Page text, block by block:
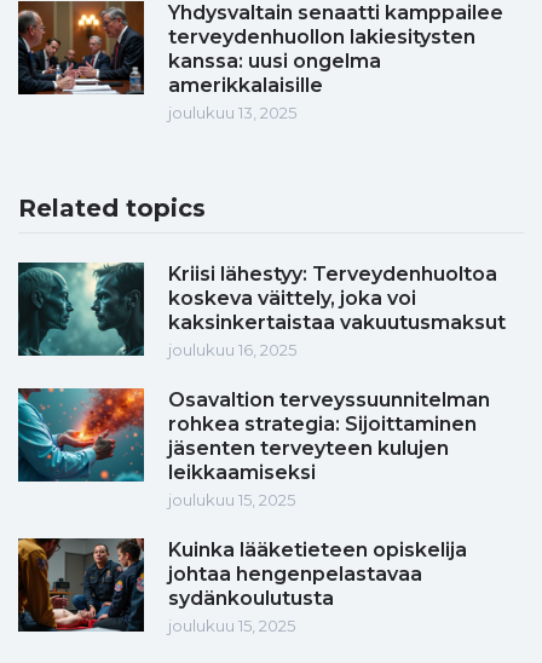
Yhdysvaltain senaatti kamppailee
terveydenhuollon lakiesitysten
kanssa: uusi ongelma
amerikkalaisille
joulukuu 13, 2025
Related topics
Kriisi lähestyy: Terveydenhuoltoa
koskeva väittely, joka voi
kaksinkertaistaa vakuutusmaksut
joulukuu 16, 2025
Osavaltion terveyssuunnitelman
rohkea strategia: Sijoittaminen
jäsenten terveyteen kulujen
leikkaamiseksi
joulukuu 15, 2025
Kuinka lääketieteen opiskelija
johtaa hengenpelastavaa
sydänkoulutusta
joulukuu 15, 2025